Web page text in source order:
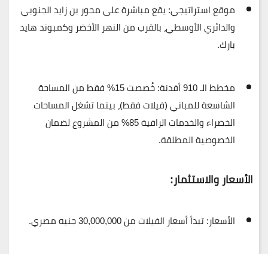
موقع استراتيجي:يقع مباشرة علىمحور بن زايد الجنوبي
والدائري الأوسطي، بالقرب من النهر الأخضر وكمبوند هايد
بارك.
مخطط الـ 910 أفدنة: خُصصت15% فقط
من المساحة
الشاسعة للمباني (فيلات فقط)، بينما تشغل المساحات
الخضراء والخدمات الراقية85%
من المشروع لضمان
الخصوصية المطلقة.
الأسعار والاستثمار:
الأسعار:تبدأ أسعار الفيلات من30,000,000 جنيه مصري .